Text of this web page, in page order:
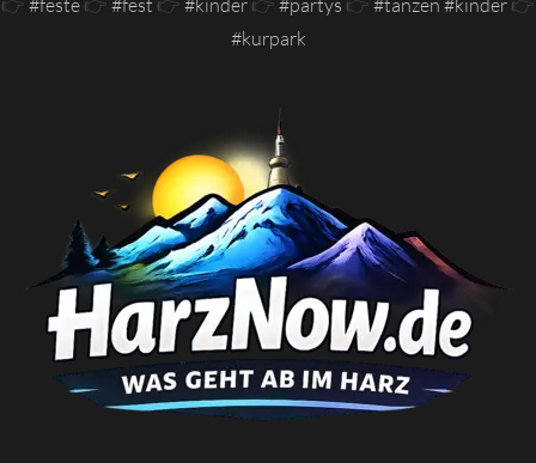
👉 #feste 👉 #fest 👉 #kinder 👉 #partys 👉 #tanzen #kinder 👉
#kurpark